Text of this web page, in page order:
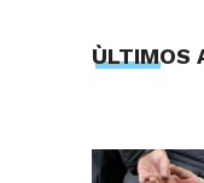
ÙLTIMOS